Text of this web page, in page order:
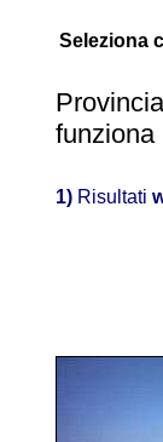
Seleziona
funziona
1) Risultati